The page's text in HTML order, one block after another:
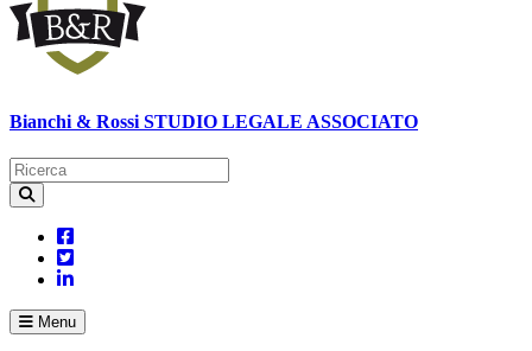
Bianchi & Rossi STUDIO LEGALE ASSOCIATO
Menu